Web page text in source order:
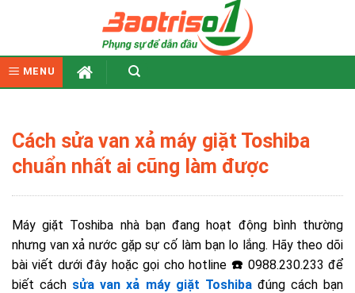
MENU
Cách sửa van xả máy giặt Toshiba
chuẩn nhất ai cũng làm được
Máy giặt Toshiba nhà bạn đang hoạt động bình thường
nhưng van xả nước gặp sự cố làm bạn lo lắng. Hãy theo dõi
bài viết dưới đây hoặc gọi cho hotline ☎️ 0988.230.233 để
biết cách sửa van xả máy giặt Toshibađúng cách bạn